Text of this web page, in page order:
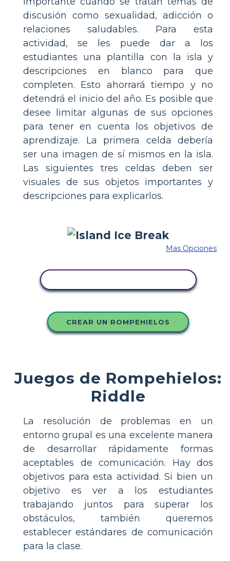
discusión como sexualidad, adicción o
relaciones saludables. Para esta
actividad, se les puede dar a los
estudiantes una plantilla con la isla y
descripciones en blanco para que
completen. Esto ahorrará tiempo y no
detendrá el inicio del año. Es posible que
desee limitar algunas de sus opciones
para tener en cuenta los objetivos de
aprendizaje. La primera celda debería
ser una imagen de sí mismos en la isla.
Las siguientes tres celdas deben ser
visuales de sus objetos importantes y
descripciones para explicarlos.
Mas Opciones
CREAR UN ROMPEHIELOS
Juegos de Rompehielos:
Riddle
La resolución de problemas en un
entorno grupal es una excelente manera
de desarrollar rápidamente formas
aceptables de comunicación. Hay dos
objetivos para esta actividad. Si bien un
objetivo es ver a los estudiantes
trabajando juntos para superar los
obstáculos, también queremos
establecer estándares de comunicación
para la clase.